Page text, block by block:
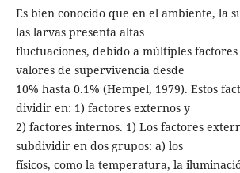
Es bien conocido que en el ambiente, la
las larvas presenta altas
fluctuaciones, debido a múltiples
valores de supervivencia desde
10% hasta 0.1% (Hempel, 1979). Estos
dividir en: 1) factores externos y
2) factores internos. 1) Los factores
subdividir en dos grupos: a) los
físicos, como la temperatura, la